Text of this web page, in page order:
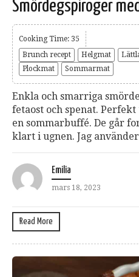
Smördegspiroger
Cooking Time: 35
Brunch recept
Helgmat
Plockmat
Sommarmat
Enkla och smarriga
fetaost och spenat.
en sommarbuffé. De går
klart i ugnen. Jag
Emilia
mars 18, 2023
Read More